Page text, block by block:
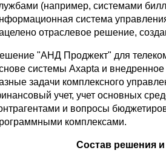
(например, системами
система
отраслевое решение,
"АНД Проджект" для
системы Axapta и
задачи комплексного
учет, учет основных
и вопросы
комплексами.
Состав решения